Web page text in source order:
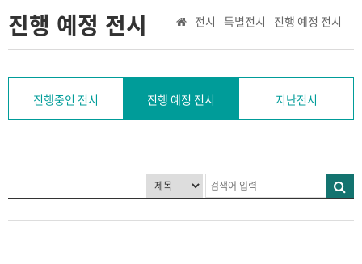
진행 예정 전시 전시 특별전시 진행 예정 전시
진행중인 전시 진행 예정 전시 지난전시